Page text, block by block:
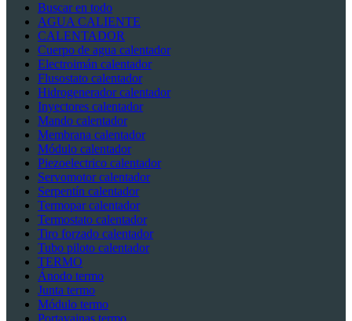
Buscar en todo
AGUA CALIENTE
CALENTADOR
Cuerpo de agua calentador
Electroimán calentador
Flusostato calentador
Hidrogenerador calentador
Inyectores calentador
Mando calentador
Membrana calentador
Módulo calentador
Piezoelectrico calentador
Servomotor calentador
Serpentín calentador
Termopar calentador
Termostato calentador
Tiro forzado calentador
Tubo piloto calentador
TERMO
Ánodo termo
Junta termo
Módulo termo